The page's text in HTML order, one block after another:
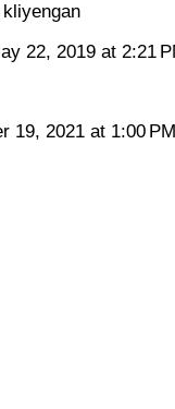
22, 2019 at 2:21
19, 2021 at 1:00 PM